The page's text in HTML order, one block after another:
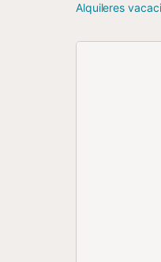
Alquileres